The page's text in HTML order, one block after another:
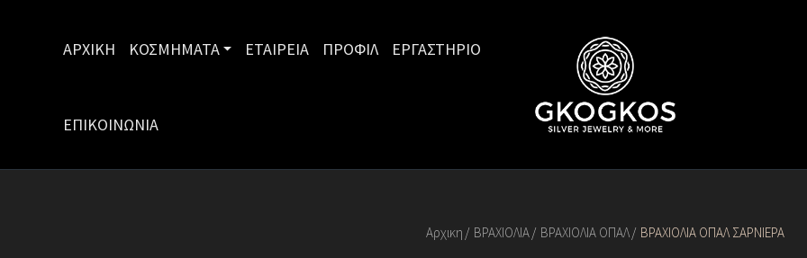
ΑΡΧΙΚΗ ΚΟΣΜΗΜΑΤΑ ΕΤΑΙΡΕΙΑ ΠΡΟΦΙΛ ΕΡΓΑΣΤΗΡΙΟ
ΕΠΙΚΟΙΝΩΝΙΑ
Αρχικη ΒΡΑΧΙΟΛΙΑ ΒΡΑΧΙΟΛΙΑ ΟΠΑΛ ΒΡΑΧΙΟΛΙΑ ΟΠΑΛ ΣΑΡΝΙΕΡΑ